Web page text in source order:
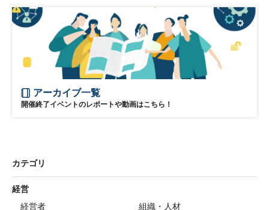
アーカイブ一覧
開催終了イベントのレポートや動画はこちら！
カテゴリ
経営
経営者
組織・人材